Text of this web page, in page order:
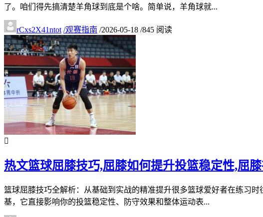
了。咱们得先搞清楚羊角球到底是个啥。简单说，羊角球就...
rCxs2X41ntot /观赛指南 /2026-05-18 /845 阅读
热文篮球屈膝技巧,屈膝如何提升投篮稳定性,屈
篮球屈膝技巧全解析：从基础到实战的精准提升很多篮球爱好者在练习
基，它直接影响你的投篮稳定性、防守效果和整体运动表...